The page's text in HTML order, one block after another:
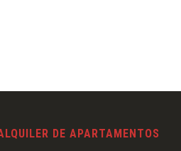
DE APARTAMENTOS